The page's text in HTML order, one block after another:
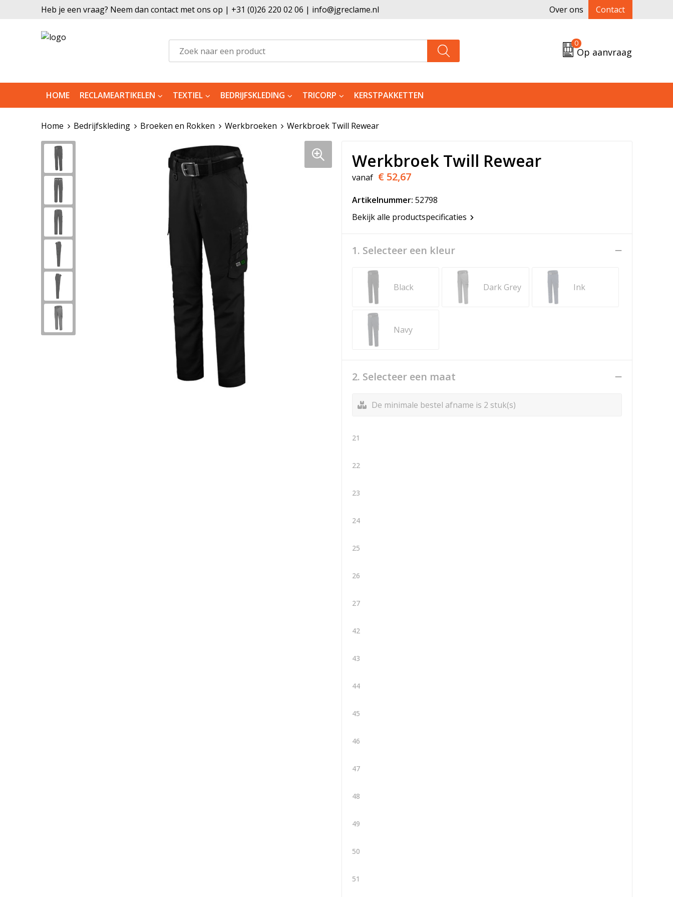
Heb je een vraag? Neem dan contact met ons op | +31 (0)26 220 02 06 | info@jgreclame.nl Over ons Contact
0
Op aanvraag
HOME RECLAMEARTIKELEN TEXTIEL BEDRIJFSKLEDING TRICORP KERSTPAKKETTEN
Home Bedrijfskleding Broeken en Rokken Werkbroeken Werkbroek Twill Rewear
Werkbroek Twill Rewear
vanaf € 52,67
Artikelnummer: 52798
Bekijk alle productspecificaties
1. Selecteer een kleur
Black Dark Grey Ink
Navy
2. Selecteer een maat
De minimale bestel afname is 2 stuk(s)
21
22
23
24
25
26
27
42
43
44
45
46
47
48
49
50
51